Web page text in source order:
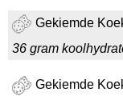
Gekiemde
36 gram
Gekiemde